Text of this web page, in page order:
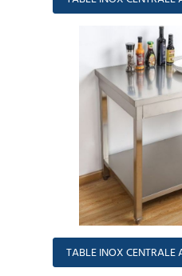
TABLE INOX CENTRALE